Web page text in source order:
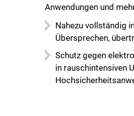
Anwendungen und
Nahezu vollständig
Übersprechen,
Schutz gegen
in rauschintensiven